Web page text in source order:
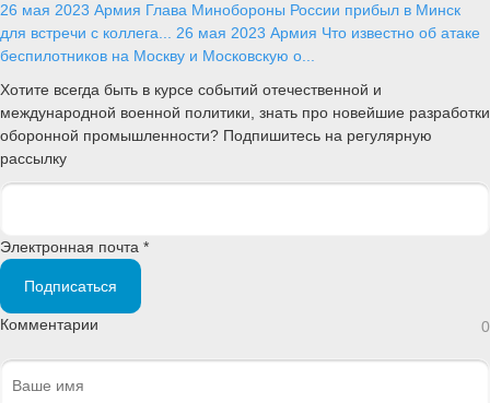
26 мая 2023 Армия Глава Минобороны России прибыл в Минск
для встречи с коллега... 26 мая 2023 Армия Что известно об атаке
беспилотников на Москву и Московскую о...
Хотите всегда быть в курсе событий отечественной и
международной военной политики, знать про новейшие разработки
оборонной промышленности? Подпишитесь на регулярную
рассылку
Электронная почта *
Подписаться
Комментарии 0